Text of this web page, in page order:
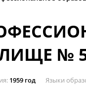
№
1959 год Языки